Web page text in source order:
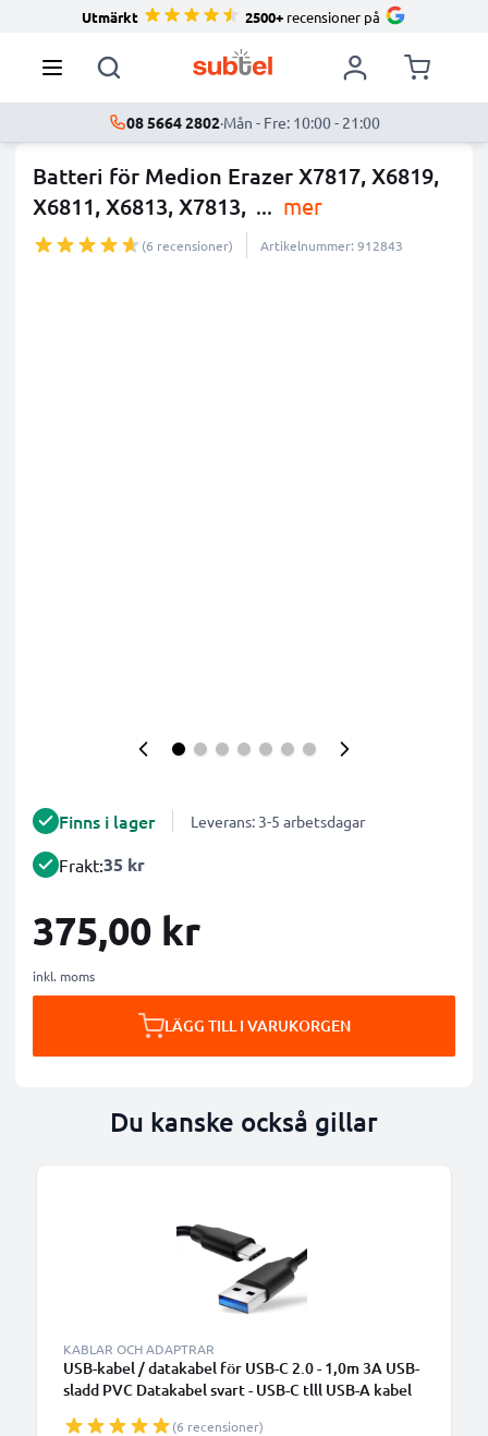
Utmärkt 2500+ recensioner på
08 5664 2802·Mån - Fre: 10:00 - 21:00
Batteri för Medion Erazer X7817, X6819,
X6811, X6813, X7813, ... mer
(6 recensioner) Artikelnummer: 912843
Finns i lager Leverans: 3-5 arbetsdagar
Frakt:35 kr
375,00 kr
inkl. moms
LÄGG TILL I VARUKORGEN
Du kanske också gillar
KABLAR OCH ADAPTRAR
USB-kabel / datakabel för USB-C 2.0 - 1,0m 3A USB-
sladd PVC Datakabel svart - USB-C tlll USB-A kabel
(6 recensioner)